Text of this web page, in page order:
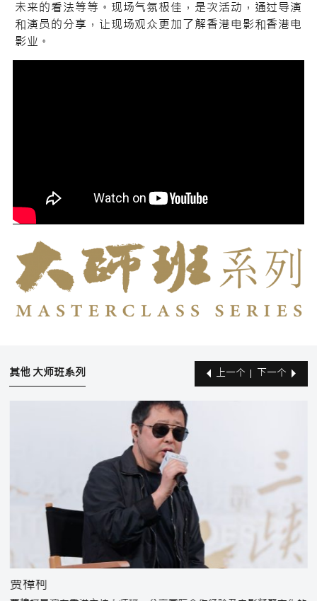
未来的看法等等。现场气氛极佳，是次活动，通过导演
和演员的分享，让现场观众更加了解香港电影和香港电
影业。
其他 大师班系列
贾樟柯
上一个 下一个